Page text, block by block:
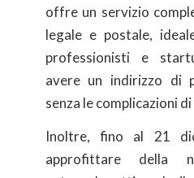
offre un servizio
legale e postale,
professionisti e
avere un indirizzo di
senza le complicazioni
Inoltre, fino al 21
approfittare della